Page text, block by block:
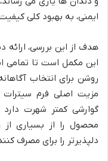
ایمنی، به بهبود کلی
هدف از این بررسی، ارائه
این مکمل است تا تمامی
روشن برای انتخاب
مزیت اصلی فرم
گوارشی کمتر شهرت
محصول را از بسیاری
دلپذیرتر را برای مصرف